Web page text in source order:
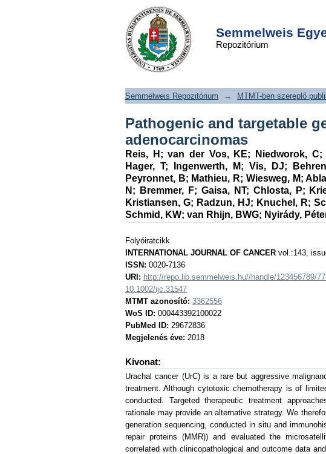
Semmelweis
Repozitórium
Pathogenic and
alterations in 70
adenocarcinomas
DSpace/Manakin Repository
Semmelweis Repozitórium → MTMT-ben szereplő
Pathogenic and targetable
adenocarcinomas
Reis, H ;van der Vos, KE; Niedworok, C;
Hager, T; Ingenwerth, M;Vis, DJ;
Peyronnet, B; Mathieu, R; Wiesweg, M;
N ; Bremmer, F; Gaisa, NT; Chlosta, P;
Kristiansen, G; Radzun, HJ; Knuchel, R;
Schmid, KW; van Rhijn, BWG; Nyirády,
Folyóiratcikk
INTERNATIONAL JOURNAL OF CANCER vol.:143,
ISSN: 0020-7136
URI: http://repo.lib.semmelweis.hu//handle/123456789/
10.1002/ijc.31547
MTMT azonosító: 3362556
WoS ID: 000443392100022
PubMed ID: 29672836
Megjelenés éve: 2018
Kivonat:
Urachal cancer (UrC) is a rare but aggressive
treatment. Although cytotoxic chemotherapy is of
conducted. Targeted therapeutic treatment
rationale may provide an alternative strategy. We
generation sequencing, conducted in situ and
repair proteins (MMR)) and evaluated the
correlated with clinicopathological and outcome data